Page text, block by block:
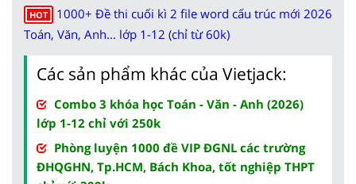
HOT
1000+ Đề thi cuối kì 2 file word cấu trúc mới 2026
Toán, Văn, Anh... lớp 1-12 (chỉ từ 60k)
Các sản phẩm khác của Vietjack:
Combo 3 khóa học Toán - Văn - Anh (2026)
lớp 1-12 chỉ với 250k
Phòng luyện 1000 đề VIP ĐGNL các trường
ĐHQGHN, Tp.HCM, Bách Khoa, tốt nghiệp THPT